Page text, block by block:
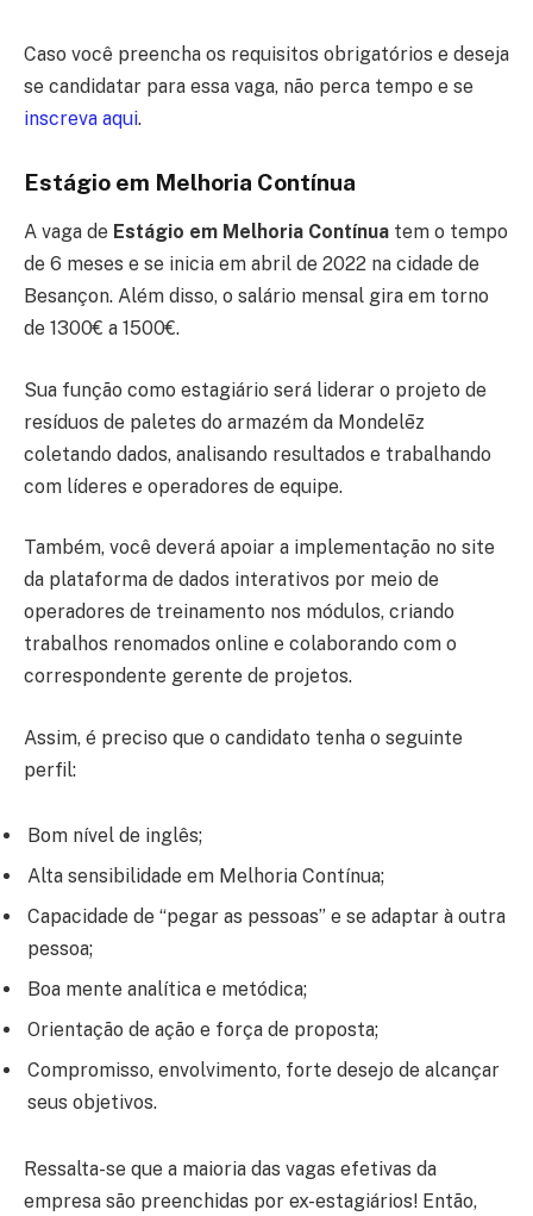
Caso você preencha os requisitos obrigatórios e deseja
se candidatar para essa vaga, não perca tempo e se
inscreva aqui.
Estágio em Melhoria Contínua
A vaga de Estágio em Melhoria Contínua tem o tempo
de 6 meses e se inicia em abril de 2022 na cidade de
Besançon. Além disso, o salário mensal gira em torno
de 1300€ a 1500€.
Sua função como estagiário será liderar o projeto de
resíduos de paletes do armazém da Mondelēz
coletando dados, analisando resultados e trabalhando
com líderes e operadores de equipe.
Também, você deverá apoiar a implementação no site
da plataforma de dados interativos por meio de
operadores de treinamento nos módulos, criando
trabalhos renomados online e colaborando com o
correspondente gerente de projetos.
Assim, é preciso que o candidato tenha o seguinte
perfil:
Bom nível de inglês;
Alta sensibilidade em Melhoria Contínua;
Capacidade de “pegar as pessoas” e se adaptar à outra
pessoa;
Boa mente analítica e metódica;
Orientação de ação e força de proposta;
Compromisso, envolvimento, forte desejo de alcançar
seus objetivos.
Ressalta-se que a maioria das vagas efetivas da
empresa são preenchidas por ex-estagiários! Então,